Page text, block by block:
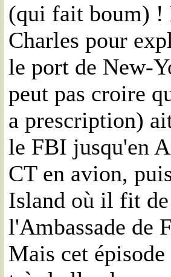
(qui fait boum) !
Charles pour
le port de New-
peut pas croire
a prescription)
le FBI jusqu'en
CT en avion,
Island où il fit
l'Ambassade de
Mais cet